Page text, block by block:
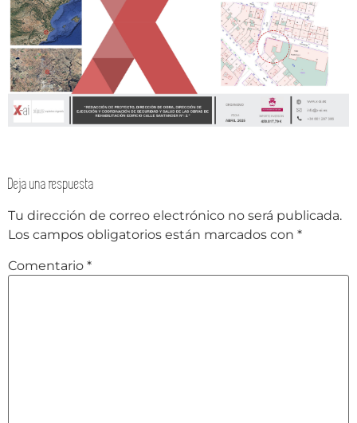
Deja una respuesta
Tu dirección de correo electrónico no será publicada.
Los campos obligatorios están marcados con *
Comentario *